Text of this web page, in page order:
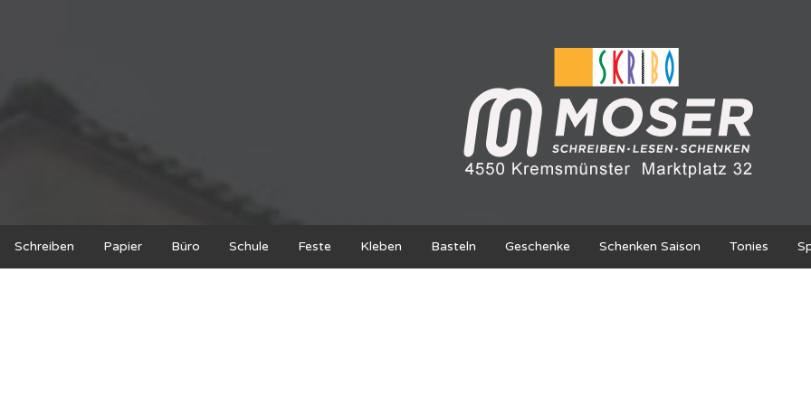
Schreiben Papier Büro Schule Feste Kleben Basteln Geschenke Schenken Saison Tonies